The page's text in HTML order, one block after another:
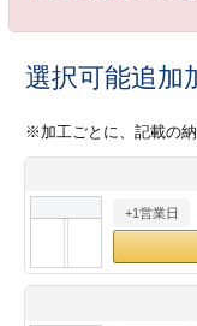
ックカード印刷
業ツール印刷
＆盛り上げ印刷
方法
/送料について
ックカード名刺
ムカード
型マル型印刷
加工指示ガイド
ックカード
ード印刷
り
プル請求
24
25 26 27
1
2 3
9 10
14
15 16 17
選択可能追加
※加工ごとに、記載の納
+1営業日